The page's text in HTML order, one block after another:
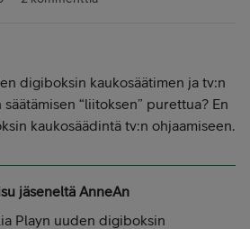
digiboksin kaukosäätimen ja tv:n
“liitoksen” purettua? En
kaukosäädintä tv:n ohjaamiseen.
jäseneltä AnneAn
Playn uuden digiboksin